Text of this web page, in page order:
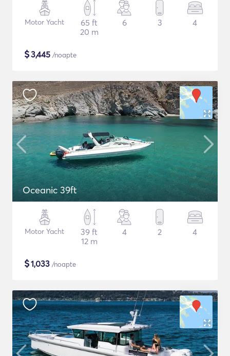
Motor Yacht
65 ft
20 m
6 3 4
$3,445 /noapte
Oceanic 39ft
Motor Yacht
39 ft
12 m
4 2 4
$1,033 /noapte